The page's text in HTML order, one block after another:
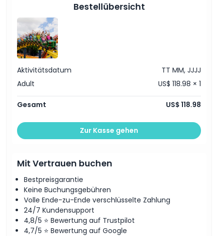
Unbegrenzter Eintritt Paradise Country Farm​
Gültig 7 aufeinanderfolgende Tage ab erster Nutzung
Bestellübersicht
Aktivitätsdatum
TT MM, JJJJ
Adult
US$ 118.98 × 1
Gesamt US$ 118.98
Zur Kasse gehen
Mit Vertrauen buchen
Bestpreisgarantie
Keine Buchungsgebühren
Volle Ende-zu-Ende verschlüsselte Zahlung
24/7 Kundensupport
4,8/5 ⭐ Bewertung auf Trustpilot
4,7/5 ⭐ Bewertung auf Google